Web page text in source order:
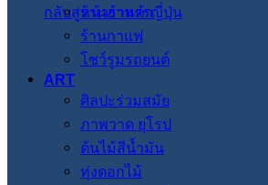
กลับสู่หน้าร้านค้า
ร้านอาหารญี่ปุ่น
ร้านกาแฟ
โชว์รูมรถยนต์
ART
ศิลปะร่วมสมัย
ภาพวาด ยุโรป
ต้นไม้สีน้ำมัน
ทุ่งดอกไม้